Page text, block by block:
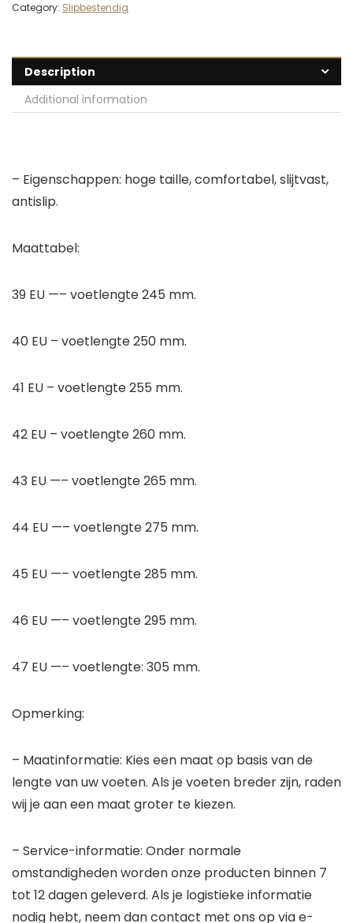
Category: Slipbestendig
Description
Additional information
– Eigenschappen: hoge taille, comfortabel, slijtvast,
antislip.
Maattabel:
39 EU —– voetlengte 245 mm.
40 EU – voetlengte 250 mm.
41 EU – voetlengte 255 mm.
42 EU – voetlengte 260 mm.
43 EU —– voetlengte 265 mm.
44 EU —– voetlengte 275 mm.
45 EU —– voetlengte 285 mm.
46 EU —– voetlengte 295 mm.
47 EU —– voetlengte: 305 mm.
Opmerking:
– Maatinformatie: Kies een maat op basis van de
lengte van uw voeten. Als je voeten breder zijn, raden
wij je aan een maat groter te kiezen.
– Service-informatie: Onder normale
omstandigheden worden onze producten binnen 7
tot 12 dagen geleverd. Als je logistieke informatie
nodig hebt, neem dan contact met ons op via e-